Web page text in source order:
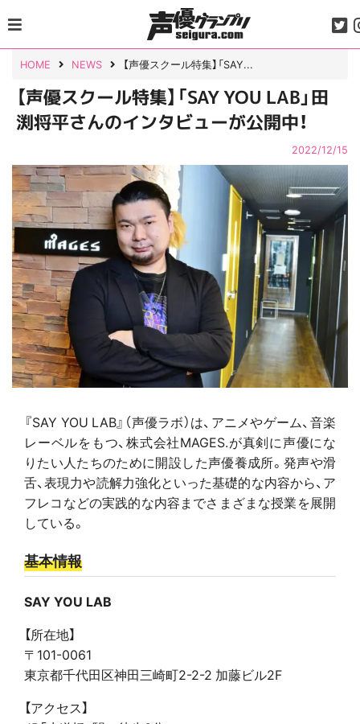
to
content
HOME NEWS 【声優スクール特集】「SAY...
【声優スクール特集】「SAY YOU LAB」田
渕将平さんのインタビューが公開中！
2022/12/15
『SAY YOU LAB』（声優ラボ）は、アニメやゲーム、音楽
レーベルをもつ、株式会社MAGES.が真剣に声優にな
りたい人たちのために開設した声優養成所。発声や滑
舌、表現力や読解力強化といった基礎的な内容から、ア
フレコなどの実践的な内容までさまざまな授業を展開
している。
基本情報
SAY YOU LAB
【所在地】
〒101-0061
東京都千代田区神田三崎町2-2-2 加藤ビル2F
【アクセス】